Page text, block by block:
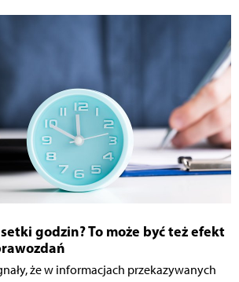
godzin? To może być też efekt
że w informacjach przekazywanych